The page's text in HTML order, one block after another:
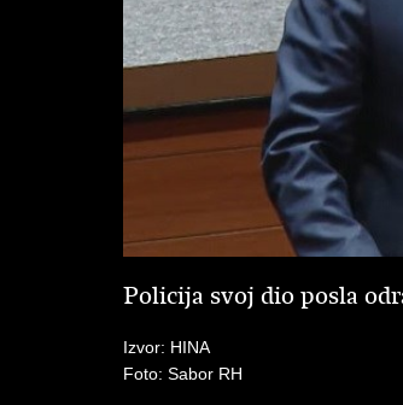
Policija svoj dio posla
Izvor: HINA
Foto: Sabor RH